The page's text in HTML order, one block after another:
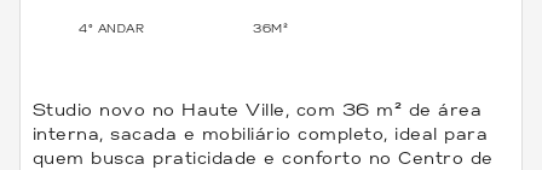
4º ANDAR 36M²
Studio novo no Haute Ville, com 36 m² de área
interna, sacada e mobiliário completo, ideal para
quem busca praticidade e conforto no Centro de